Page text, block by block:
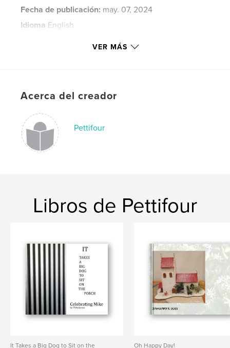
Fecha de publicación: may. 07, 2024
Idioma English
VER MÁS
Acerca del creador
Pettifour
Libros de Pettifour
It Takes a Big Dog to Sit on the Oh Happy Day!